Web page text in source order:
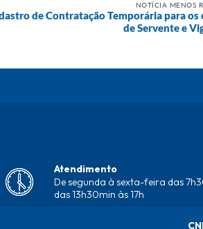
NOTÍCIA MENOS
de Contratação Temporária para os
de Servente e
Atendimento
De segunda à sexta-feira das
das 13h30min às 17h